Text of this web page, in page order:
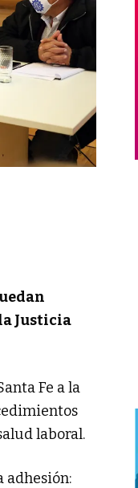
Justicia
Fe a la
laboral.
adhesión: